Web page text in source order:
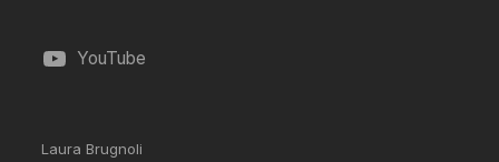
YouTube
Laura Brugnoli